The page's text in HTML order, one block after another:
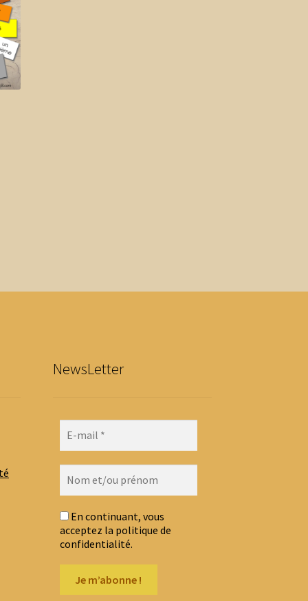
NewsLetter
En continuant, vous
acceptez la politique de
confidentialité.